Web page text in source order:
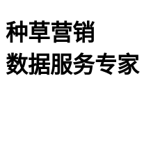
种草营销
数据服务专家